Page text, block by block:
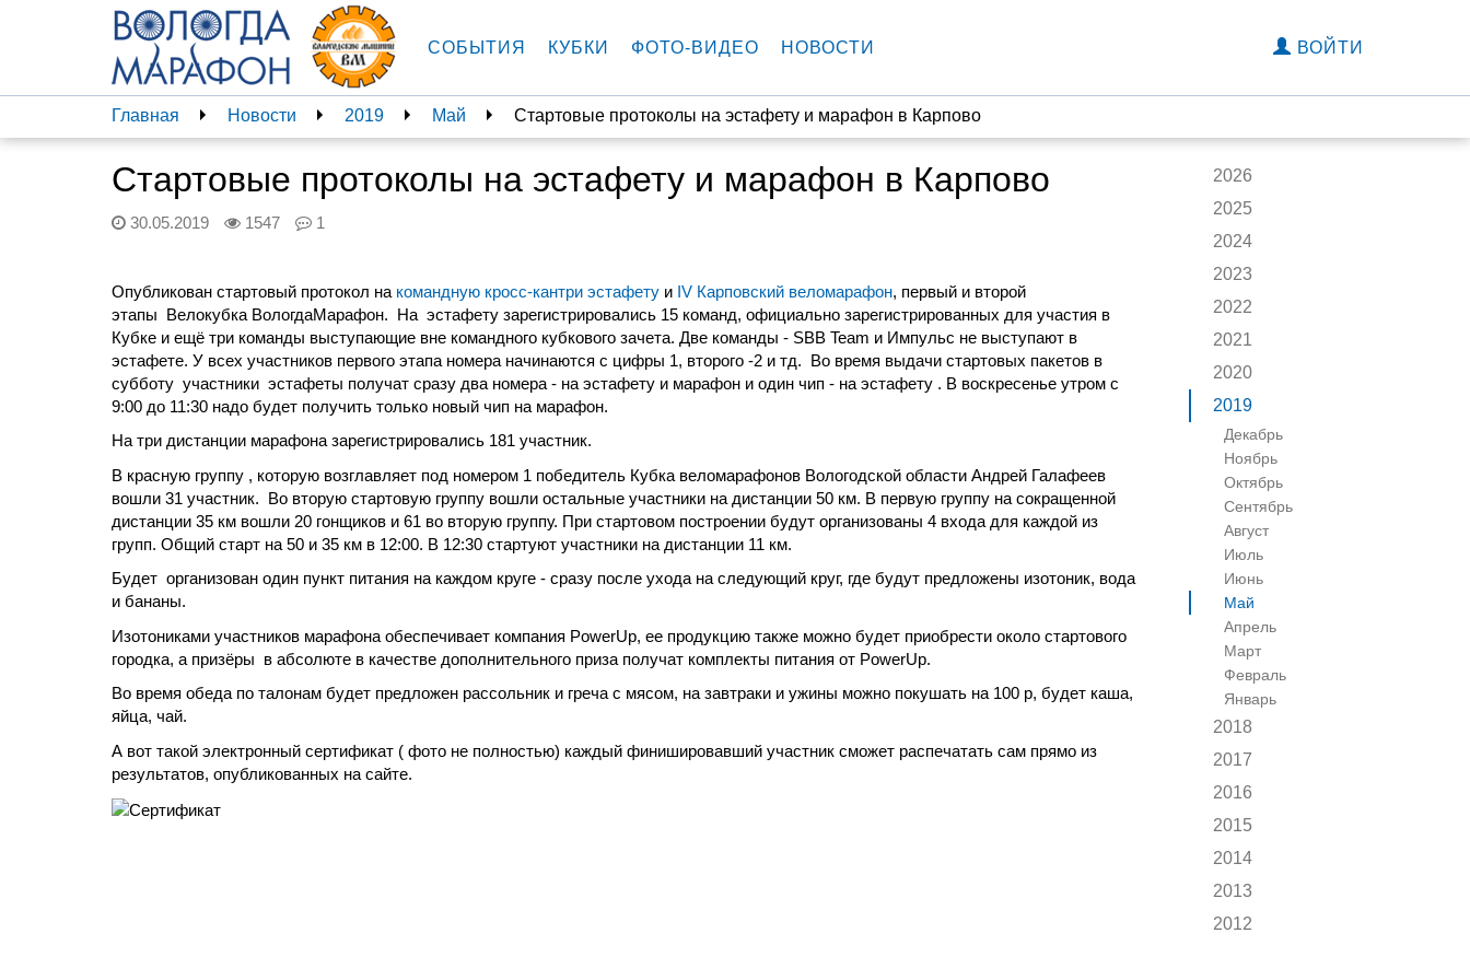
СОБЫТИЯ КУБКИ ФОТО-ВИДЕО НОВОСТИ ВОЙТИ
Главная Новости 2019 Май Стартовые протоколы на эстафету и марафон в Карпово
2026
2025
2024
2023
2022
2021
2020
2019
Декабрь
Ноябрь
Октябрь
Сентябрь
Август
Июль
Июнь
Май
Апрель
Март
Февраль
Январь
2018
2017
2016
2015
2014
2013
2012
Стартовые протоколы на эстафету и марафон в Карпово
30.05.2019 1547 1
Опубликован стартовый протокол на командную кросс-кантри эстафету и IV Карповский веломарафон, первый и второй
этапы Велокубка ВологдаМарафон. На эстафету зарегистрировались 15 команд, официально зарегистрированных для участия в
Кубке и ещё три команды выступающие вне командного кубкового зачета. Две команды - SBB Team и Импульс не выступают в
эстафете. У всех участников первого этапа номера начинаются с цифры 1, второго -2 и тд. Во время выдачи стартовых пакетов в
субботу участники эстафеты получат сразу два номера - на эстафету и марафон и один чип - на эстафету . В воскресенье утром с
9:00 до 11:30 надо будет получить только новый чип на марафон.
На три дистанции марафона зарегистрировались 181 участник.
В красную группу , которую возглавляет под номером 1 победитель Кубка веломарафонов Вологодской области Андрей Галафеев
вошли 31 участник. Во вторую стартовую группу вошли остальные участники на дистанции 50 км. В первую группу на сокращенной
дистанции 35 км вошли 20 гонщиков и 61 во вторую группу. При стартовом построении будут организованы 4 входа для каждой из
групп. Общий старт на 50 и 35 км в 12:00. В 12:30 стартуют участники на дистанции 11 км.
Будет организован один пункт питания на каждом круге - сразу после ухода на следующий круг, где будут предложены изотоник, вода
и бананы.
Изотониками участников марафона обеспечивает компания PowerUp, ее продукцию также можно будет приобрести около стартового
городка, а призёры в абсолюте в качестве дополнительного приза получат комплекты питания от PowerUp.
Во время обеда по талонам будет предложен рассольник и греча с мясом, на завтраки и ужины можно покушать на 100 р, будет каша,
яйца, чай.
А вот такой электронный сертификат ( фото не полностью) каждый финишировавший участник сможет распечатать сам прямо из
результатов, опубликованных на сайте.